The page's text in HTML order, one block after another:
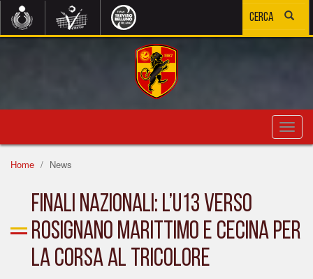
Home
News
FINALI NAZIONALI: L’U13 VERSO
ROSIGNANO MARITTIMO E CECINA PER
LA CORSA AL TRICOLORE